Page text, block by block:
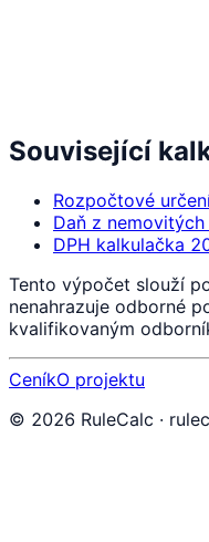
Související
Rozpočtové
Daň z
DPH kalkulačka
Tento výpočet slouží
nenahrazuje odborné
kvalifikovaným
CeníkO projektu
© 2026 RuleCalc ·